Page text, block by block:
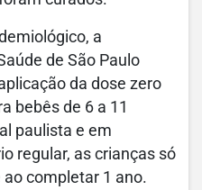
a
de São Paulo
da dose zero
bebês de 6 a 11
paulista e em
regular, as crianças só
completar 1 ano.